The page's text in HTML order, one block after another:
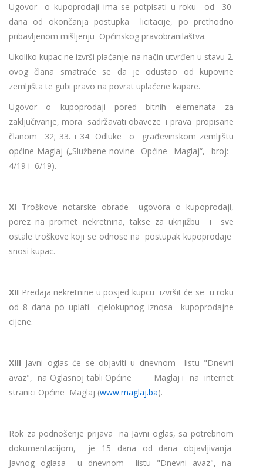
Ugovor o kupoprodaji ima se potpisati u roku od 30
dana od okončanja postupka licitacije, po prethodno
pribavljenom mišljenju Općinskog pravobranilaštva.
Ukoliko kupac ne izvrši plaćanje na način utvrđen u stavu 2.
ovog člana smatraće se da je odustao od kupovine
zemljišta te gubi pravo na povrat uplaćene kapare.
Ugovor o kupoprodaji pored bitnih elemenata za
zaključivanje, mora sadržavati obaveze i prava propisane
članom 32; 33. i 34. Odluke o građevinskom zemljištu
općine Maglaj („Službene novine Općine Maglaj“, broj:
4/19 i 6/19).
XI Troškove notarske obrade ugovora o kupoprodaji,
porez na promet nekretnina, takse za uknjižbu i sve
ostale troškove koji se odnose na postupak kupoprodaje
snosi kupac.
XII Predaja nekretnine u posjed kupcu izvršit će se u roku
od 8 dana po uplati cjelokupnog iznosa kupoprodajne
cijene.
XIII Javni oglas će se objaviti u dnevnom listu "Dnevni
avaz", na Oglasnoj tabli Općine Maglaj i na internet
stranici Općine Maglaj (www.maglaj.ba).
Rok za podnošenje prijava na Javni oglas, sa potrebnom
dokumentacijom, je 15 dana od dana objavljivanja
Javnog oglasa u dnevnom listu "Dnevni avaz", na